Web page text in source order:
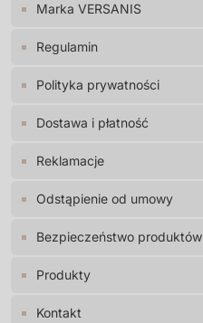
Marka VERSANIS
Regulamin
Polityka prywatności
Dostawa i płatność
Reklamacje
Odstąpienie od umowy
Bezpieczeństwo produktów
Produkty
Kontakt